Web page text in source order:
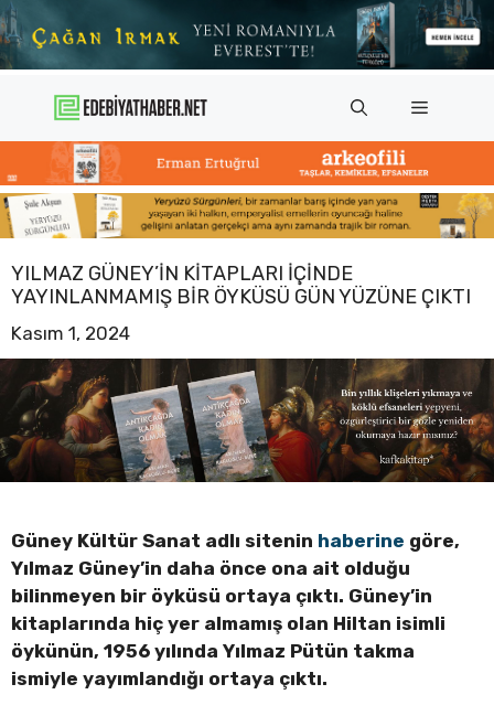
İçeriğe
atla
Menü
YILMAZ GÜNEY’IN KITAPLARI IÇINDE
YAYINLANMAMIŞ BIR ÖYKÜSÜ GÜN YÜZÜNE ÇIKTI
Kasım 1, 2024
Güney Kültür Sanat adlı sitenin haberine göre,
Yılmaz Güney’in daha önce ona ait olduğu
bilinmeyen bir öyküsü ortaya çıktı. Güney’in
kitaplarında hiç yer almamış olan Hiltan isimli
öykünün, 1956 yılında Yılmaz Pütün takma
ismiyle yayımlandığı ortaya çıktı.